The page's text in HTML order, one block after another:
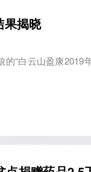
果揭晓
“白云山盈康2019